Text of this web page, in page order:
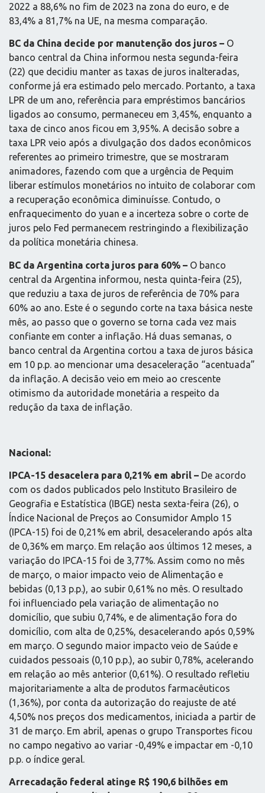
2022 a 88,6% no fim de 2023 na zona do euro, e de
83,4% a 81,7% na UE, na mesma comparação.
BC da China decide por manutenção dos juros – O
banco central da China informou nesta segunda-feira
(22) que decidiu manter as taxas de juros inalteradas,
conforme já era estimado pelo mercado. Portanto, a taxa
LPR de um ano, referência para empréstimos bancários
ligados ao consumo, permaneceu em 3,45%, enquanto a
taxa de cinco anos ficou em 3,95%. A decisão sobre a
taxa LPR veio após a divulgação dos dados econômicos
referentes ao primeiro trimestre, que se mostraram
animadores, fazendo com que a urgência de Pequim
liberar estímulos monetários no intuito de colaborar com
a recuperação econômica diminuísse. Contudo, o
enfraquecimento do yuan e a incerteza sobre o corte de
juros pelo Fed permanecem restringindo a flexibilização
da política monetária chinesa.
BC da Argentina corta juros para 60% – O banco
central da Argentina informou, nesta quinta-feira (25),
que reduziu a taxa de juros de referência de 70% para
60% ao ano. Este é o segundo corte na taxa básica neste
mês, ao passo que o governo se torna cada vez mais
confiante em conter a inflação. Há duas semanas, o
banco central da Argentina cortou a taxa de juros básica
em 10 p.p. ao mencionar uma desaceleração “acentuada”
da inflação. A decisão veio em meio ao crescente
otimismo da autoridade monetária a respeito da
redução da taxa de inflação.
Nacional:
IPCA-15 desacelera para 0,21% em abril – De acordo
com os dados publicados pelo Instituto Brasileiro de
Geografia e Estatística (IBGE) nesta sexta-feira (26), o
Índice Nacional de Preços ao Consumidor Amplo 15
(IPCA-15) foi de 0,21% em abril, desacelerando após alta
de 0,36% em março. Em relação aos últimos 12 meses, a
variação do IPCA-15 foi de 3,77%. Assim como no mês
de março, o maior impacto veio de Alimentação e
bebidas (0,13 p.p.), ao subir 0,61% no mês. O resultado
foi influenciado pela variação de alimentação no
domicílio, que subiu 0,74%, e de alimentação fora do
domicílio, com alta de 0,25%, desacelerando após 0,59%
em março. O segundo maior impacto veio de Saúde e
cuidados pessoais (0,10 p.p.), ao subir 0,78%, acelerando
em relação ao mês anterior (0,61%). O resultado refletiu
majoritariamente a alta de produtos farmacêuticos
(1,36%), por conta da autorização do reajuste de até
4,50% nos preços dos medicamentos, iniciada a partir de
31 de março. Em abril, apenas o grupo Transportes ficou
no campo negativo ao variar -0,49% e impactar em -0,10
p.p. o índice geral.
Arrecadação federal atinge R$ 190,6 bilhões em